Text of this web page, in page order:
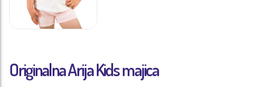
Originalna Arija Kids majica